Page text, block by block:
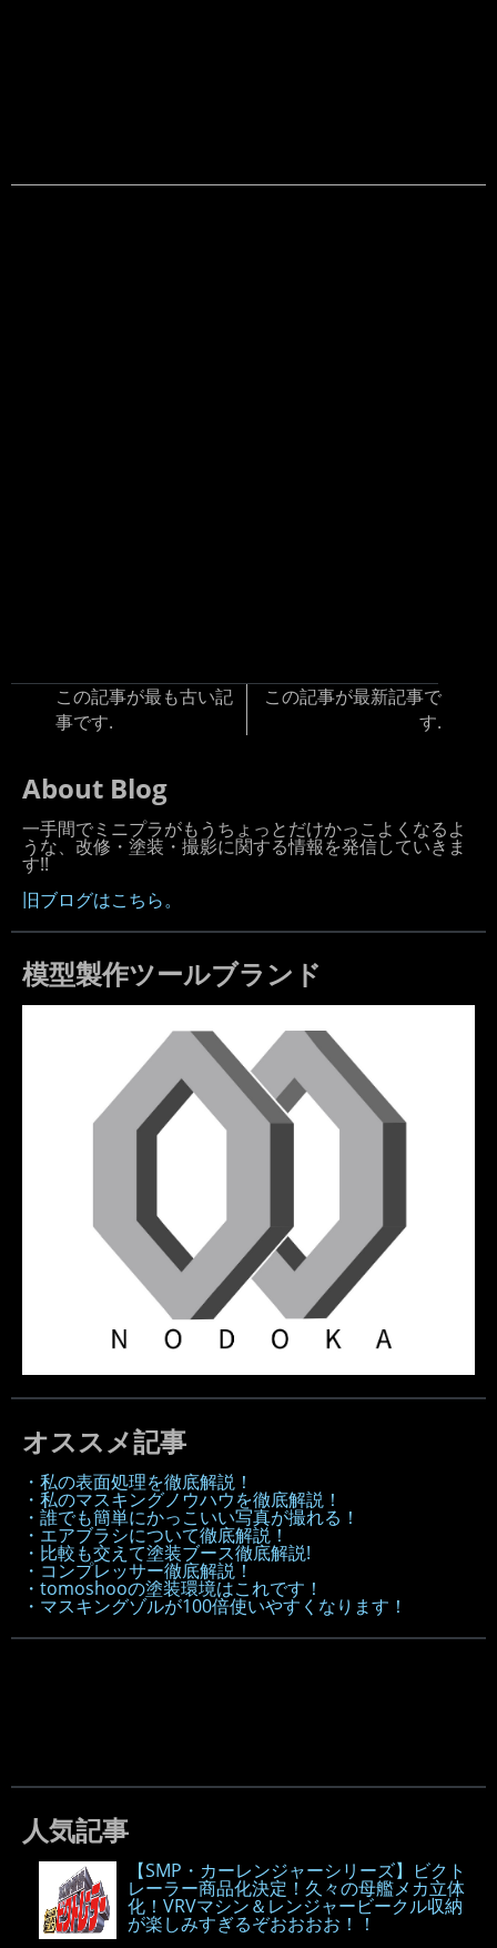
この記事が最も古い記
事です.
この記事が最新記事で
す.
About Blog
一手間でミニプラがもうちょっとだけかっこよくなるよ
うな、改修・塗装・撮影に関する情報を発信していきま
す!!
旧ブログはこちら。
模型製作ツールブランド
オススメ記事
・私の表面処理を徹底解説！
・私のマスキングノウハウを徹底解説！
・誰でも簡単にかっこいい写真が撮れる！
・エアブラシについて徹底解説！
・比較も交えて塗装ブース徹底解説!
・コンプレッサー徹底解説！
・tomoshooの塗装環境はこれです！
・マスキングゾルが100倍使いやすくなります！
人気記事
【SMP・カーレンジャーシリーズ】ビクト
レーラー商品化決定！久々の母艦メカ立体
化！VRVマシン＆レンジャービークル収納
が楽しみすぎるぞおおおお！！